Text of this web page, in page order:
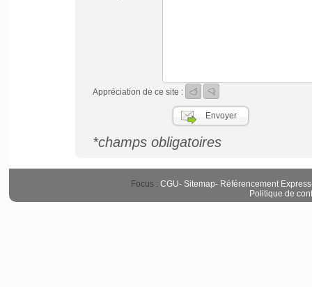
Appréciation de ce site :
*champs obligatoires
Focus : CGU- Sitemap- Référencement Express
Politique de